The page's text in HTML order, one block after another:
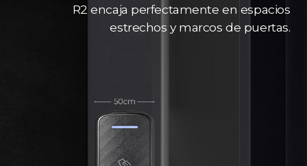
R2 encaja perfectamente en espacios
estrechos y marcos de puertas.